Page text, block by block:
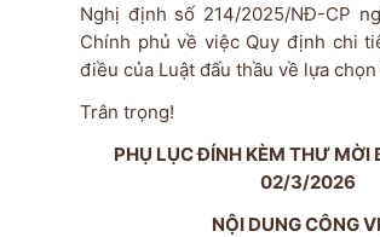
Nghị định số 214/2025/NĐ-CP
Chính phủ về việc Quy định chi
điều của Luật đấu thầu về lựa chọn
Trân trọng!
PHỤ LỤC ĐÍNH KÈM THƯ MỜI
02/3/2026
NỘI DUNG CÔNG